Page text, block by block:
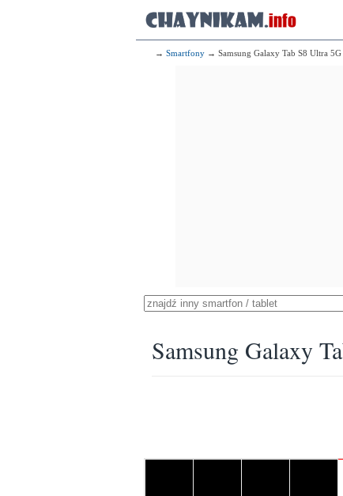
→ Smartfony → Samsung Galaxy Tab S8 Ultra 5G
Samsung Galaxy